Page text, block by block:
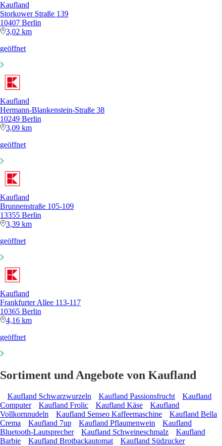
Kaufland
Storkower Straße 139
10407 Berlin
3,02 km
geöffnet
Kaufland
Hermann-Blankenstein-Straße 38
10249 Berlin
3,09 km
geöffnet
Kaufland
Brunnenstraße 105-109
13355 Berlin
3,39 km
geöffnet
Kaufland
Frankfurter Allee 113-117
10365 Berlin
4,16 km
geöffnet
Sortiment und Angebote von Kaufland
Kaufland Schwarzwurzeln Kaufland Passionsfrucht
Kaufland
Computer
Kaufland Frolic Kaufland Käse
Kaufland
Vollkornnudeln
Kaufland Senseo Kaffeemaschine
Kaufland Bella
Crema
Kaufland 7up Kaufland Pflaumenwein
Kaufland
Bluetooth-Lautsprecher
Kaufland Schweineschmalz
Kaufland
Barbie
Kaufland Brotbackautomat Kaufland Südzucker